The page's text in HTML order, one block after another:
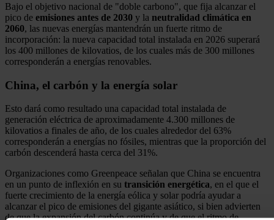
Bajo el objetivo nacional de "doble carbono", que fija alcanzar el
pico de emisiones antes de 2030 y la neutralidad climática en
2060, las nuevas energías mantendrán un fuerte ritmo de
incorporación: la nueva capacidad total instalada en 2026 superará
los 400 millones de kilovatios, de los cuales más de 300 millones
corresponderán a energías renovables.
China, el carbón y la energía solar
Esto dará como resultado una capacidad total instalada de
generación eléctrica de aproximadamente 4.300 millones de
kilovatios a finales de año, de los cuales alrededor del 63%
corresponderán a energías no fósiles, mientras que la proporción del
carbón descenderá hasta cerca del 31%.
Organizaciones como Greenpeace señalan que China se encuentra
en un punto de inflexión en su transición energética, en el que el
fuerte crecimiento de la energía eólica y solar podría ayudar a
alcanzar el pico de emisiones del gigante asiático, si bien advierten
de que la expansión del carbón continúa y de que el ritmo de